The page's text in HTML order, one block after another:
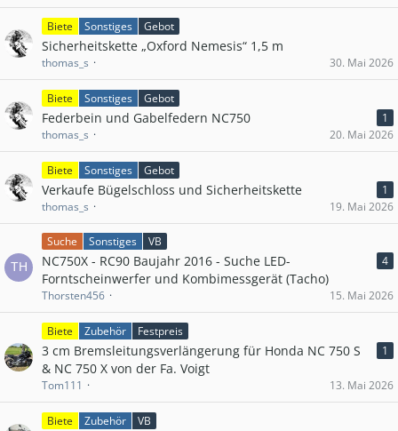
Biete Sonstiges Gebot
Sicherheitskette „Oxford Nemesis“ 1,5 m
thomas_s 30. Mai 2026
Biete Sonstiges Gebot
Federbein und Gabelfedern NC750
1
thomas_s
20. Mai 2026
Biete Sonstiges Gebot
Verkaufe Bügelschloss und Sicherheitskette
1
thomas_s
19. Mai 2026
Suche Sonstiges VB
NC750X - RC90 Baujahr 2016 - Suche LED-
Forntscheinwerfer und Kombimessgerät (Tacho)
4
Thorsten456 15. Mai 2026
Biete Zubehör Festpreis
3 cm Bremsleitungsverlängerung für Honda NC 750 S
& NC 750 X von der Fa. Voigt
1
Tom111 13. Mai 2026
Biete Zubehör VB